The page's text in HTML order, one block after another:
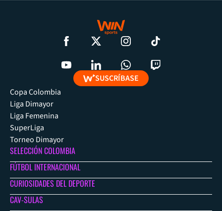
SUSCRÍBASE
Copa Colombia
Liga Dimayor
Liga Femenina
SuperLiga
Torneo Dimayor
SELECCIÓN COLOMBIA
FÚTBOL INTERNACIONAL
CURIOSIDADES DEL DEPORTE
CAV-SULAS